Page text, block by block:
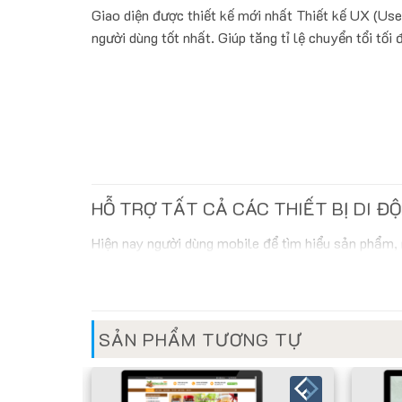
Giao diện được thiết kế mới nhất Thiết kế UX
người dùng tốt nhất. Giúp tăng tỉ lệ chuyển tổi tối
HỖ TRỢ TẤT CẢ CÁC THIẾT BỊ DI
Hiện nay người dùng mobile để tìm hiểu sản
biến thì không có lý do gì website bạn lại không
chúng tôi đã nhanh chóng áp dụng công nghệ
thương mại điện tử. Khác với màn hình máy tính,
của người dùng. Giờ đây, khách hàng có thể lướt
lúc mọi nơi.
SẢN PHẨM TƯƠNG TỰ